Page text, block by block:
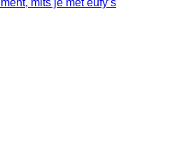
mits je met eufy’s